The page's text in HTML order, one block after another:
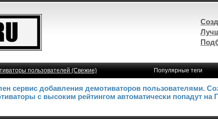
пользователей (Свежие) Популярные теги
сервис добавления демотиваторов пользователями.
с высоким рейтингом автоматически попадут на